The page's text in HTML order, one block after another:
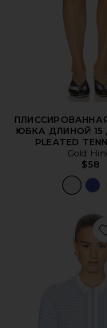
ЮБКА ДЛИНОЙ 15
PLEATED
Gold
$58